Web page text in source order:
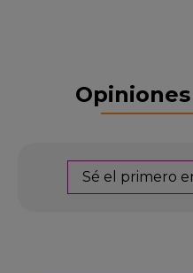
Sé el primero